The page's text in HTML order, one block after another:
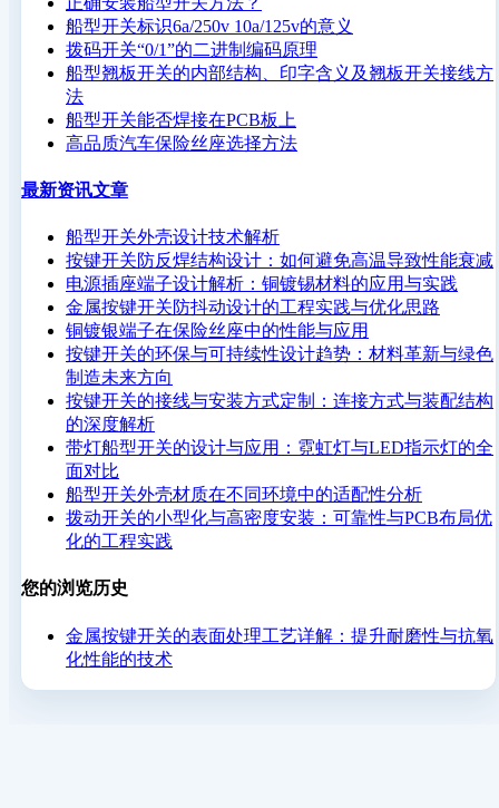
船型开关标识6a/250v 10a/125v的意义
拨码开关“0/1”的二进制编码原理
船型翘板开关的内部结构、印字含义及翘板开关接线方
法
船型开关能否焊接在PCB板上
高品质汽车保险丝座选择方法
最新资讯文章
船型开关外壳设计技术解析
按键开关防反焊结构设计：如何避免高温导致性能衰减
电源插座端子设计解析：铜镀锡材料的应用与实践
金属按键开关防抖动设计的工程实践与优化思路
铜镀银端子在保险丝座中的性能与应用
按键开关的环保与可持续性设计趋势：材料革新与绿色
制造未来方向
按键开关的接线与安装方式定制：连接方式与装配结构
的深度解析
带灯船型开关的设计与应用：霓虹灯与LED指示灯的全
面对比
船型开关外壳材质在不同环境中的适配性分析
拨动开关的小型化与高密度安装：可靠性与PCB布局优
化的工程实践
您的浏览历史
金属按键开关的表面处理工艺详解：提升耐磨性与抗氧
化性能的技术